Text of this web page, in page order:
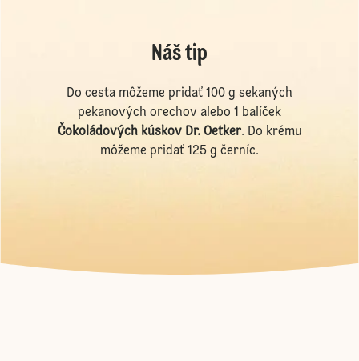
Náš tip
Do cesta môžeme pridať 100 g sekaných
pekanových orechov alebo 1 balíček
Čokoládových kúskov Dr. Oetker. Do krému
môžeme pridať 125 g černíc.